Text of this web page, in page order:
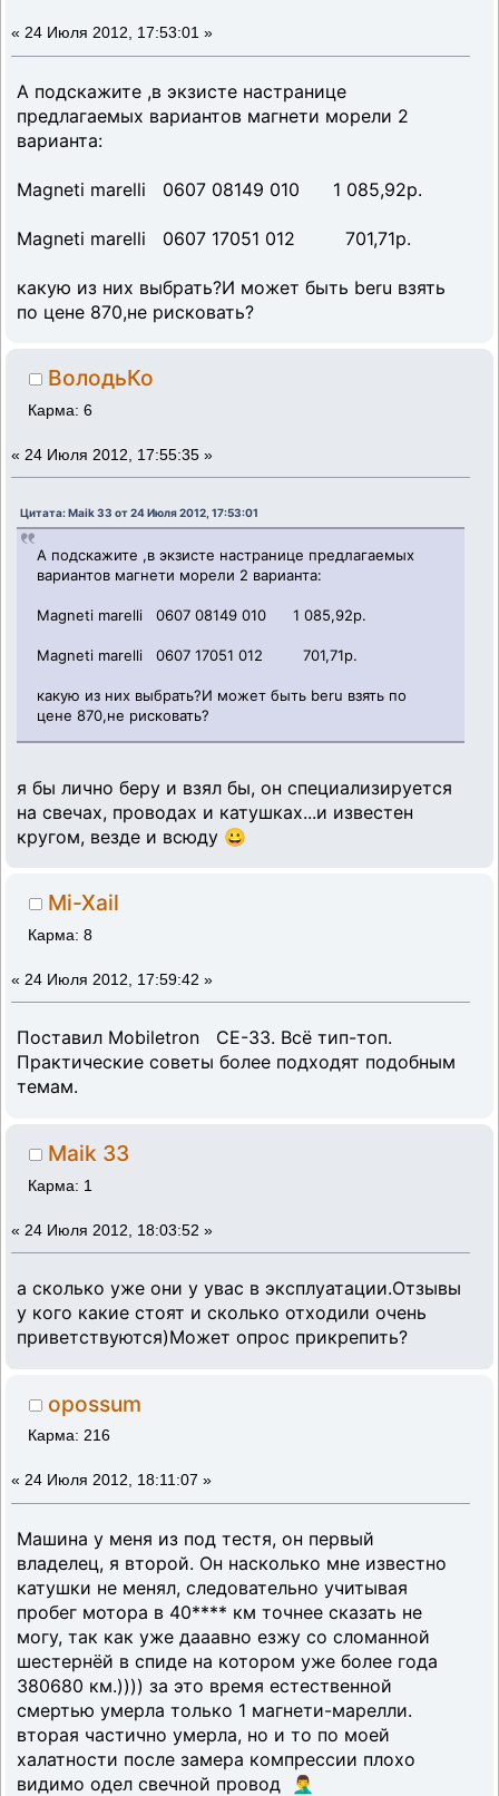
« 24 Июля 2012, 17:53:01 »
А подскажите ,в экзисте настранице
предлагаемых вариантов магнети морели 2
варианта:
Magneti marelli 0607 08149 010 1 085,92р.
Magneti marelli 0607 17051 012 701,71р.
какую из них выбрать?И может быть beru взять
по цене 870,не рисковать?
ВолодьКо
Карма: 6
« 24 Июля 2012, 17:55:35 »
Цитата: Maik 33 от 24 Июля 2012, 17:53:01
А подскажите ,в экзисте настранице предлагаемых
вариантов магнети морели 2 варианта:
Magneti marelli 0607 08149 010 1 085,92р.
Magneti marelli 0607 17051 012 701,71р.
какую из них выбрать?И может быть beru взять по
цене 870,не рисковать?
я бы лично беру и взял бы, он специализируется
на свечах, проводах и катушках...и известен
кругом, везде и всюду 😀
Mi-Xail
Карма: 8
« 24 Июля 2012, 17:59:42 »
Поставил Mobiletron CE-33. Всё тип-топ.
Практические советы более подходят подобным
темам.
Maik 33
Карма: 1
« 24 Июля 2012, 18:03:52 »
а сколько уже они у увас в эксплуатации.Отзывы
у кого какие стоят и сколько отходили очень
приветствуются)Может опрос прикрепить?
opossum
Карма: 216
« 24 Июля 2012, 18:11:07 »
Машина у меня из под тестя, он первый
владелец, я второй. Он насколько мне известно
катушки не менял, следовательно учитывая
пробег мотора в 40**** км точнее сказать не
могу, так как уже дааавно езжу со сломанной
шестернёй в спиде на котором уже более года
380680 км.)))) за это время естественной
смертью умерла только 1 магнети-марелли.
вторая частично умерла, но и то по моей
халатности после замера компрессии плохо
видимо одел свечной провод 🤦‍♂️